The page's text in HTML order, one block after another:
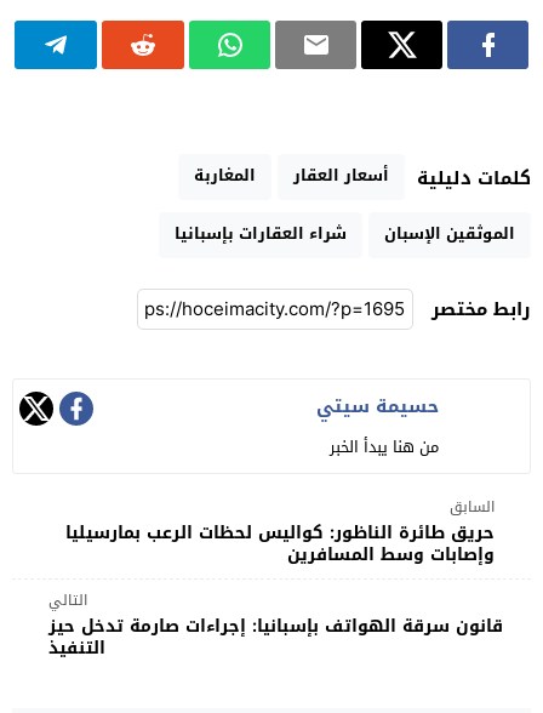
كلمات دليلية أسعار العقار
المغاربة
الموثقين الإسبان
شراء العقارات بإسبانيا
رابط مختصر
حسيمة سيتي
من هنا يبدأ الخبر
السابق
حريق طائرة الناظور: كواليس لحظات الرعب بمارسيليا
وإصابات وسط المسافرين
التالي
قانون سرقة الهواتف بإسبانيا: إجراءات صارمة تدخل حيز
التنفيذ